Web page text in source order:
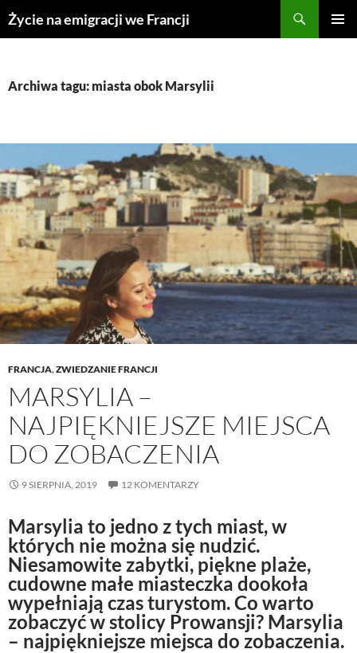
Przejdź
doŻycie na emigracji we Francji
Archiwa tagu: miasta obok Marsylii
FRANCJA,ZWIEDZANIE FRANCJI
MARSYLIA –
NAJPIĘKNIEJSZE MIEJSCA
DO ZOBACZENIA
9 SIERPNIA, 2019 12 KOMENTARZY
Marsylia to jedno z tych miast, w
których nie można się nudzić.
Niesamowite zabytki, piękne plaże,
cudowne małe miasteczka dookoła
wypełniają czas turystom. Co warto
zobaczyć w stolicy Prowansji? Marsylia
– najpiękniejsze miejsca do zobaczenia.